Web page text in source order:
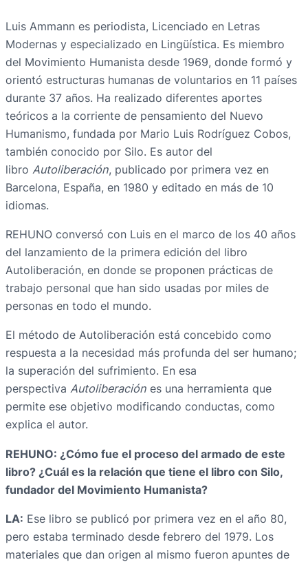
Luis Ammann es periodista, Licenciado en Letras
Modernas y especializado en Lingüística. Es miembro
del Movimiento Humanista desde 1969, donde formó y
orientó estructuras humanas de voluntarios en 11 países
durante 37 años. Ha realizado diferentes aportes
teóricos a la corriente de pensamiento del Nuevo
Humanismo, fundada por Mario Luis Rodríguez Cobos,
también conocido por Silo. Es autor del
libro Autoliberación, publicado por primera vez en
Barcelona, España, en 1980 y editado en más de 10
idiomas.
REHUNO conversó con Luis en el marco de los 40 años
del lanzamiento de la primera edición del libro
Autoliberación, en donde se proponen prácticas de
trabajo personal que han sido usadas por miles de
personas en todo el mundo.
El método de Autoliberación está concebido como
respuesta a la necesidad más profunda del ser humano;
la superación del sufrimiento. En esa
perspectiva Autoliberación es una herramienta que
permite ese objetivo modificando conductas, como
explica el autor.
REHUNO: ¿Cómo fue el proceso del armado de este
libro? ¿Cuál es la relación que tiene el libro con Silo,
fundador del Movimiento Humanista?
LA: Ese libro se publicó por primera vez en el año 80,
pero estaba terminado desde febrero del 1979. Los
materiales que dan origen al mismo fueron apuntes de